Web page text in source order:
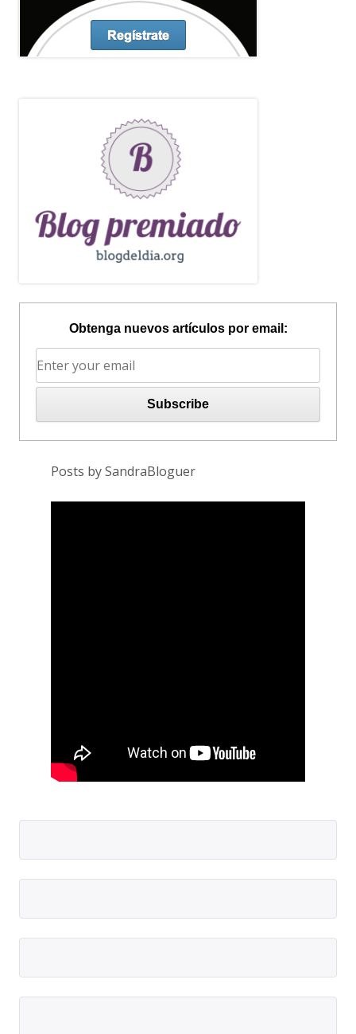
Obtenga nuevos artículos por email:
Posts by SandraBloguer